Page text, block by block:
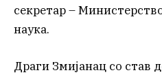
секретар –
наука.
Драги Змијанац со став